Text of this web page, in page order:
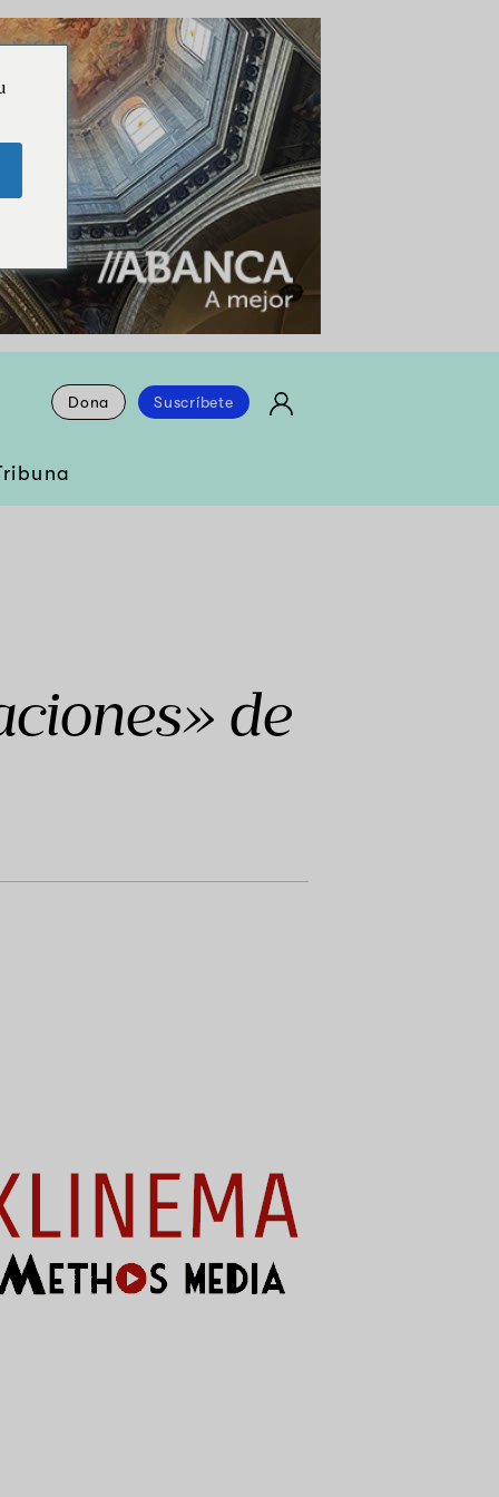
Dona Suscríbete
de